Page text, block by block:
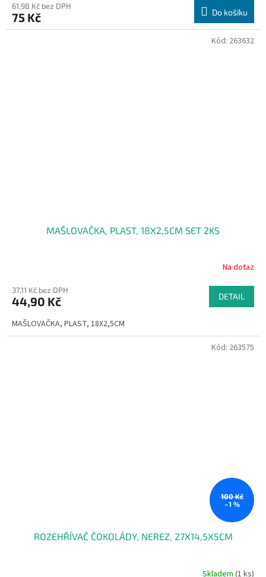
61,98 Kč bez DPH
75 Kč Do košíku
MAŠLOVAČKA, PLAST, 18X2,5CM SET 2KS
Na dotaz
37,11 Kč bez DPH
44,90 Kč DETAIL
MAŠLOVAČKA, PLAST, 18X2,5CM
Kód: 263632
100 Kč
–1 %
ROZEHŘÍVAČ ČOKOLÁDY, NEREZ, 27X14,5X5CM
Skladem (1 ks)
Kód: 263575